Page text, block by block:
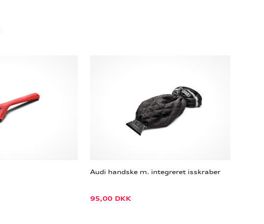
Audi handske m. integreret isskraber
95,00 DKK